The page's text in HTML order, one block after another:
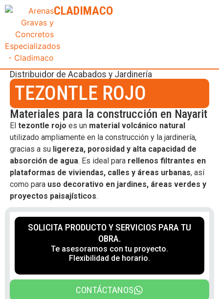
CLADIMACO
Distribuidor de Acabados y Jardinería
TEZONTLE ROJO
Materiales para la construcción en Nayarit
El tezontle rojo es un material volcánico natural
utilizado ampliamente en la construcción y la jardinería,
gracias a su ligereza, porosidad y alta capacidad de
absorción de agua. Es ideal para rellenos filtrantes en
plataformas de viviendas, calles y áreas urbanas, así
como para uso decorativo en jardines, áreas verdes y
proyectos paisajísticos.
SOLICITA PRODUCTO Y SERVICIOS PARA TU
OBRA.
Te asesoramos con tu proyecto.
Flexibilidad de horario.
CONTÁCTANOS